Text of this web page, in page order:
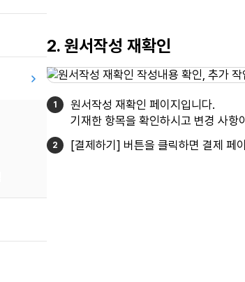
2. 원서작성 재확인
원서작성 재확인 페이지입니다.
기재한 항목을 확인하시고 변경 사
[결제하기] 버튼을 클릭하면 결제 페